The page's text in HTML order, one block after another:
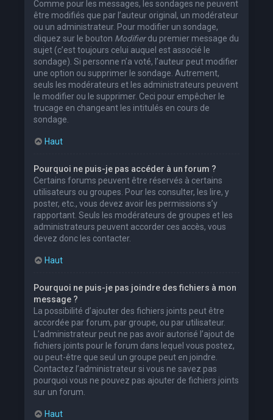
Comme pour les messages, les sondages ne peuvent
être modifiés que par l’auteur original, un modérateur
ou un administrateur. Pour modifier un sondage,
cliquez sur le bouton Modifierdu premier message du
sujet (c’est toujours celui auquel est associé le
sondage). Si personne n’a voté, l’auteur peut modifier
une option ou supprimer le sondage. Autrement,
seuls les modérateurs et les administrateurs peuvent
le modifier ou le supprimer. Ceci pour empêcher le
trucage en changeant les intitulés en cours de
sondage.
Haut
Pourquoi ne puis-je pas accéder à un forum ?
Certains forums peuvent être réservés à certains
utilisateurs ou groupes. Pour les consulter, les lire, y
poster, etc., vous devez avoir les permissions s’y
rapportant. Seuls les modérateurs de groupes et les
administrateurs peuvent accorder ces accès, vous
devez donc les contacter.
Haut
Pourquoi ne puis-je pas joindre des fichiers à mon
message ?
La possibilité d’ajouter des fichiers joints peut être
accordée par forum, par groupe, ou par utilisateur.
L’administrateur peut ne pas avoir autorisé l’ajout de
fichiers joints pour le forum dans lequel vous postez,
ou peut-être que seul un groupe peut en joindre.
Contactez l’administrateur si vous ne savez pas
pourquoi vous ne pouvez pas ajouter de fichiers joints
sur un forum.
Haut